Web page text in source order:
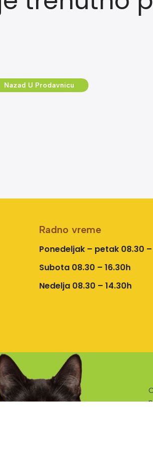
Nazad U Prodavnicu
Radno vreme
Ponedeljak – petak 08.30
Subota 08.30 – 16.30h
Nedelja 08.30 – 14.30h